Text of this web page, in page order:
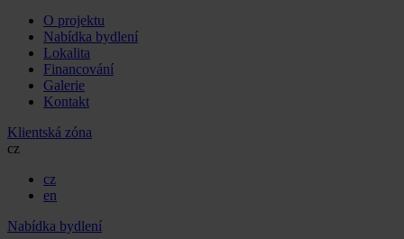
O projektu
Nabídka bydlení
Lokalita
Financování
Galerie
Kontakt
Klientská zóna
cz
cz
en
Nabídka bydlení